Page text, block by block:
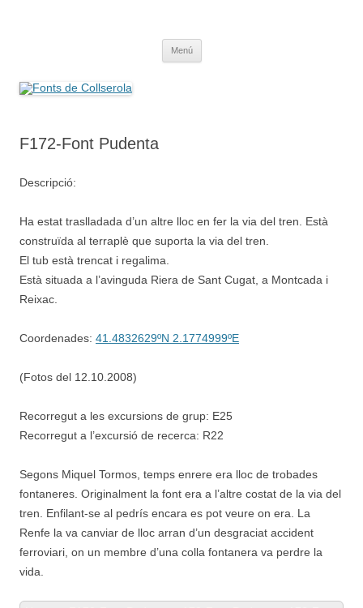
Menú
F172-Font Pudenta
Descripció:
Ha estat traslladada d’un altre lloc en fer la via del tren. Està
construïda al terraplè que suporta la via del tren.
El tub està trencat i regalima.
Està situada a l’avinguda Riera de Sant Cugat, a Montcada i
Reixac.
Coordenades: 41.4832629ºN 2.1774999ºE
(Fotos del 12.10.2008)
Recorregut a les excursions de grup: E25
Recorregut a l’excursió de recerca: R22
Segons Miquel Tormos, temps enrere era lloc de trobades
fontaneres. Originalment la font era a l’altre costat de la via del
tren. Enfilant-se al pedrís encara es pot veure on era. La
Renfe la va canviar de lloc arran d’un desgraciat accident
ferroviari, on un membre d’una colla fontanera va perdre la
vida.